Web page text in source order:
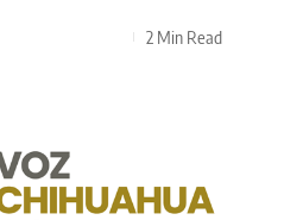
2 Min Read